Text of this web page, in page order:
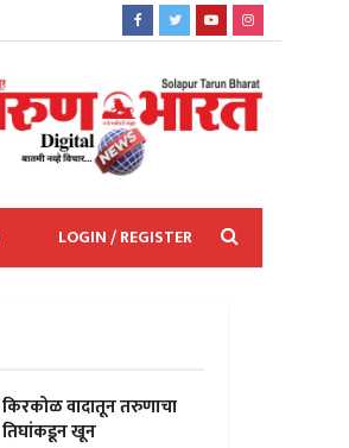
LOGIN / REGISTER
किरकोळ वादातून तरुणाचा
तिघांकडून खून